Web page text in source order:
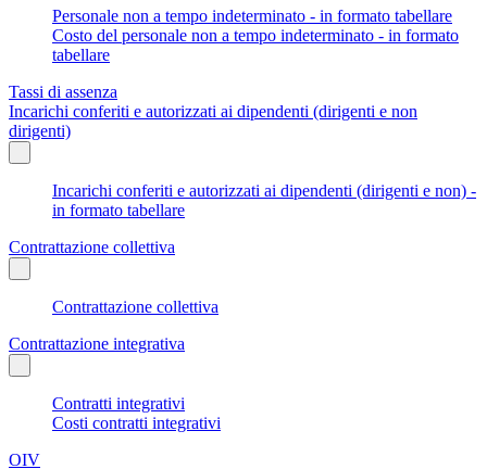
Personale non a tempo indeterminato - in formato tabellare
Costo del personale non a tempo indeterminato - in formato
tabellare
Tassi di assenza
Incarichi conferiti e autorizzati ai dipendenti (dirigenti e non
dirigenti)
Incarichi conferiti e autorizzati ai dipendenti (dirigenti e non) -
in formato tabellare
Contrattazione collettiva
Contrattazione collettiva
Contrattazione integrativa
Contratti integrativi
Costi contratti integrativi
OIV